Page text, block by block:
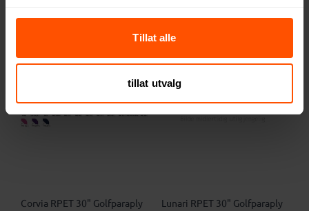
Tillat alle
tillat utvalg
Corvia RPET 30" Golfparaply Lunari RPET 30" Golfparaply